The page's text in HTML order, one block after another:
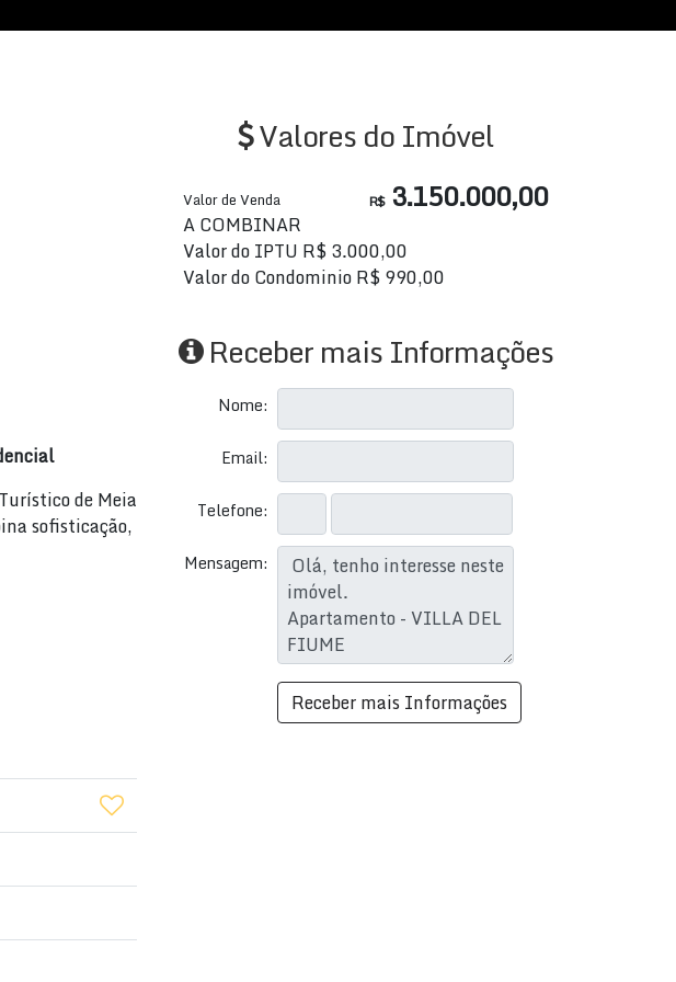
de Meia
sofisticação,
Valores do Imóvel
R$3.150.000,00
Valor de Venda
A COMBINAR
Valor do IPTU R$3.000,00
Valor do CondominioR$990,00
Receber mais Informações
Nome:
Email:
Telefone:
Mensagem: